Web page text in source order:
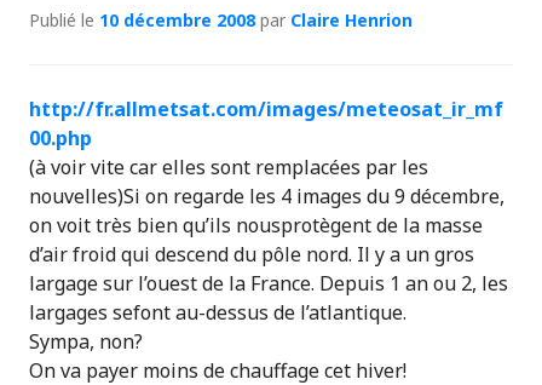
Publié le 10 décembre 2008par Claire Henrion
http://fr.allmetsat.com/images/meteosat_ir_mf
00.php
(à voir vite car elles sont remplacées par les
nouvelles)Si on regarde les 4 images du 9 décembre,
on voit très bien qu’ils nousprotègent de la masse
d’air froid qui descend du pôle nord. Il y a un gros
largage sur l’ouest de la France. Depuis 1 an ou 2, les
largages sefont au-dessus de l’atlantique.
Sympa, non?
On va payer moins de chauffage cet hiver!